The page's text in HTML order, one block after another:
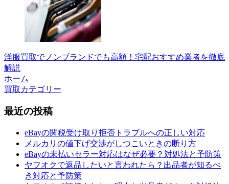
洋服買取でノンブランドでも高額！宅配おすすめ業者を徹底
解説
ホーム
買取カテゴリー
最近の投稿
eBayの関税受け取り拒否トラブルへの正しい対応
メルカリの値下げ交渉がしつこいときの断り方
eBayの未払いセラー対応はなぜ必要？対処法と予防策
ヤフオクで返品したいと言われたら？出品者が知るべ
き対応と予防策